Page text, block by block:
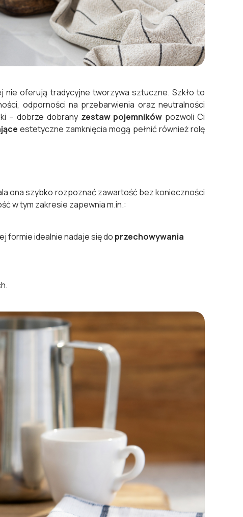
oferują tradycyjne tworzywa sztuczne. Szkło to
odporności na przebarwienia oraz neutralności
– dobrze dobrany zestaw pojemników pozwoli Ci
estetyczne zamknięcia mogą pełnić również rolę
ona szybko rozpoznać zawartość bez konieczności
w tym zakresie zapewnia m.in.:
formie idealnie nadaje się do przechowywania